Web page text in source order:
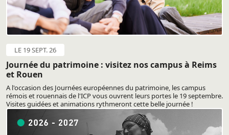
LE 19 SEPT. 26
Journée du patrimoine : visitez nos campus à Reims
et Rouen
A l'occasion des Journées européennes du patrimoine, les campus
rémois et rouennais de l'ICP vous ouvrent leurs portes le 19 septembre.
Visites guidées et animations rythmeront cette belle journée !